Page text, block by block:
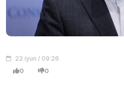
22 iyun / 09:26
0 0